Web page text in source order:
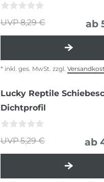
8,29 € ab
* inkl. ges. MwSt. zzgl.
Lucky Reptile
Dichtprofil
5,29 € ab